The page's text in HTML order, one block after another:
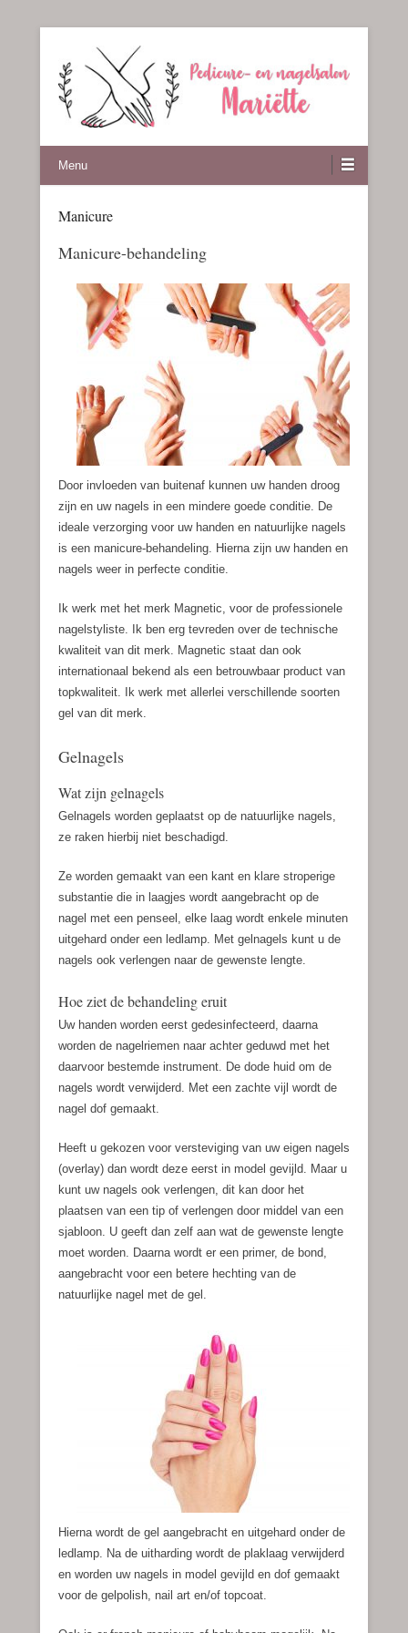
Pedicure en nagelsalon Mariette
Menu
Manicure
Manicure-behandeling
Door invloeden van buitenaf kunnen uw handen droog
zijn en uw nagels in een mindere goede conditie. De
ideale verzorging voor uw handen en natuurlijke nagels
is een manicure-behandeling. Hierna zijn uw handen en
nagels weer in perfecte conditie.
Ik werk met het merk Magnetic, voor de professionele
nagelstyliste. Ik ben erg tevreden over de technische
kwaliteit van dit merk. Magnetic staat dan ook
internationaal bekend als een betrouwbaar product van
topkwaliteit. Ik werk met allerlei verschillende soorten
gel van dit merk.
Gelnagels
Wat zijn gelnagels
Gelnagels worden geplaatst op de natuurlijke nagels,
ze raken hierbij niet beschadigd.
Ze worden gemaakt van een kant en klare stroperige
substantie die in laagjes wordt aangebracht op de
nagel met een penseel, elke laag wordt enkele minuten
uitgehard onder een ledlamp. Met gelnagels kunt u de
nagels ook verlengen naar de gewenste lengte.
Hoe ziet de behandeling eruit
Uw handen worden eerst gedesinfecteerd, daarna
worden de nagelriemen naar achter geduwd met het
daarvoor bestemde instrument. De dode huid om de
nagels wordt verwijderd. Met een zachte vijl wordt de
nagel dof gemaakt.
Heeft u gekozen voor versteviging van uw eigen nagels
(overlay) dan wordt deze eerst in model gevijld. Maar u
kunt uw nagels ook verlengen, dit kan door het
plaatsen van een tip of verlengen door middel van een
sjabloon. U geeft dan zelf aan wat de gewenste lengte
moet worden. Daarna wordt er een primer, de bond,
aangebracht voor een betere hechting van de
natuurlijke nagel met de gel.
Hierna wordt de gel aangebracht en uitgehard onder de
ledlamp. Na de uitharding wordt de plaklaag verwijderd
en worden uw nagels in model gevijld en dof gemaakt
voor de gelpolish, nail art en/of topcoat.